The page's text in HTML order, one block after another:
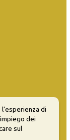
di
dei
sul